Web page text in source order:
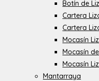
Botín de
Cartera
Cartera
Mocasín
Mocasín
Mocasín
Mantarraya